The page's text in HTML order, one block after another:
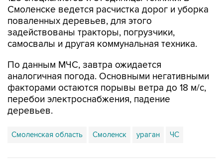
Смоленске ведется расчистка дорог и уборка
поваленных деревьев, для этого
задействованы тракторы, погрузчики,
самосвалы и другая коммунальная техника.
По данным МЧС, завтра ожидается
аналогичная погода. Основными негативными
факторами остаются порывы ветра до 18 м/с,
перебои электроснабжения, падение
деревьев.
Смоленская область Смоленск ураган ЧС